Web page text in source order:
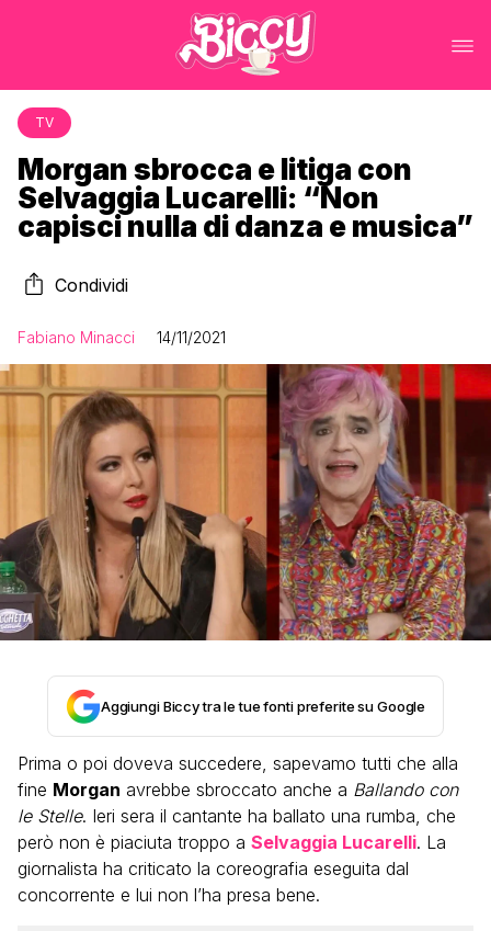
TV
Morgan sbrocca e litiga con
Selvaggia Lucarelli: “Non
capisci nulla di danza e musica”
Condividi
Fabiano Minacci 14/11/2021
Aggiungi Biccy tra le tue fonti preferite su Google
Prima o poi doveva succedere, sapevamo tutti che alla
fine Morgan avrebbe sbroccato anche a Ballando con
le Stelle. Ieri sera il cantante ha ballato una rumba, che
però non è piaciuta troppo a Selvaggia Lucarelli. La
giornalista ha criticato la coreografia eseguita dal
concorrente e lui non l’ha presa bene.